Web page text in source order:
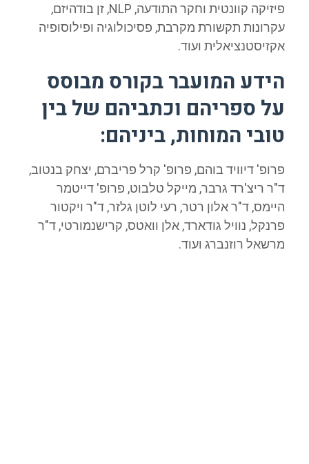
פיזיקה קוונטית וחקר התודעה, NLP, זן בודהיזם,
עקרונות תקשורת מקרבת, פסיכולוגיה ופילוסופיה
אקזיסטנציאלית ועוד.
הידע המועבר בקורס מבוסס
על ספריהם וכתביהם של בין
טובי המוחות, ביניהם:
פרופ' דיוויד בוהם, פרופ' קרל פריברם, יצחק בנטוב,
ד"ר ריצ'רד גרבר, מייקל טלבוט, פרופ' דייטמר
היימס, ד"ר אלון רטר, רעי לוטן גלזר, ד"ר ויקטור
פרנקל, נוויל גודארד, אלן וואטס, קרישנמורטי, ד"ר
מרשאל רוזנברג ועוד.